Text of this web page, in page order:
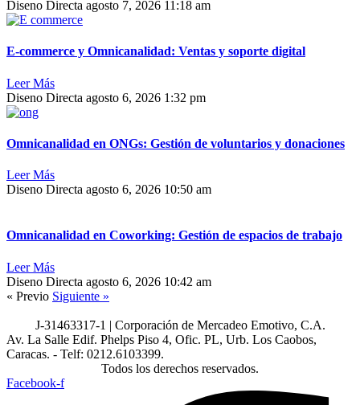
Diseno Directa agosto 7, 2026 11:18 am
E-commerce y Omnicanalidad: Ventas y soporte digital
Leer Más
Diseno Directa agosto 6, 2026 1:32 pm
Omnicanalidad en ONGs: Gestión de voluntarios y donaciones
Leer Más
Diseno Directa agosto 6, 2026 10:50 am
Omnicanalidad en Coworking: Gestión de espacios de trabajo
Leer Más
Diseno Directa agosto 6, 2026 10:42 am
« Previo Siguiente »
J-31463317-1 | Corporación de Mercadeo Emotivo, C.A.
Av. La Salle Edif. Phelps Piso 4, Ofic. PL, Urb. Los Caobos,
Caracas. - Telf: 0212.6103399.
Todos los derechos reservados.
Facebook-f